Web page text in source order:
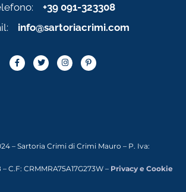
+39 091-323308
info@sartoriacrimi.com
– Sartoria Crimi di Crimi Mauro – P. Iva:
C.F: CRMMRA75A17G273W – Privacy e Cookie